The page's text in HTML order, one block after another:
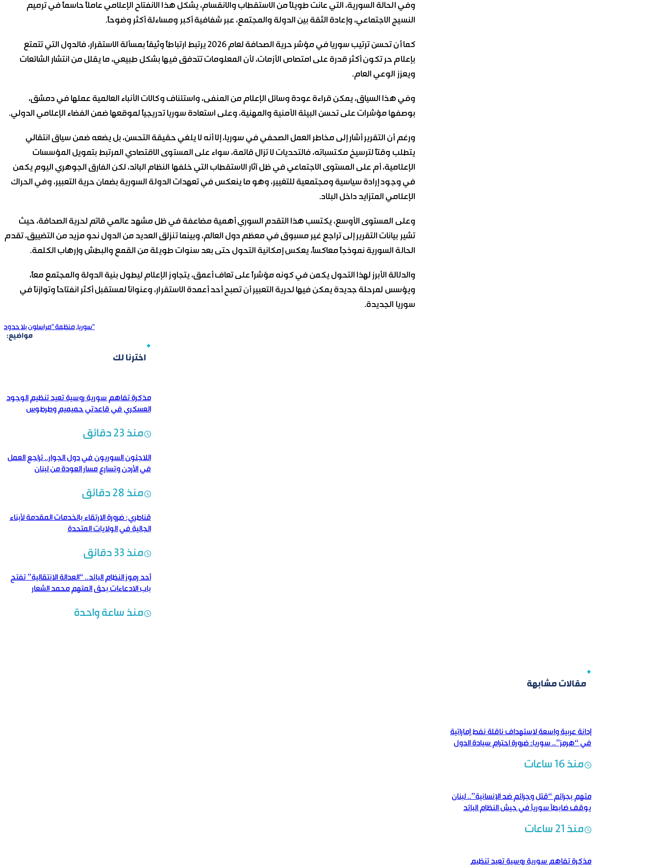
وفي الحالة السورية، التي عانت طويلاً من الاستقطاب والانقسام، يشكل هذا الانفتاح الإعلامي عاملاً حاسماً في ترميم
النسيج الاجتماعي، وإعادة الثقة بين الدولة والمجتمع، عبر شفافية أكبر ومساءلة أكثر وضوحاً.
كما أن تحسن ترتيب سوريا في مؤشر حرية الصحافة لعام 2026 يرتبط ارتباطاً وثيقاً بمسألة الاستقرار، فالدول التي تتمتع
بإعلام حر تكون أكثر قدرة على امتصاص الأزمات، لأن المعلومات تتدفق فيها بشكل طبيعي، ما يقلل من انتشار الشائعات
ويعزز الوعي العام.
وفي هذا السياق، يمكن قراءة عودة وسائل الإعلام من المنفى، واستئناف وكالات الأنباء العالمية عملها في دمشق،
بوصفها مؤشرات على تحسن البيئة الأمنية والمهنية، وعلى استعادة سوريا تدريجياً لموقعها ضمن الفضاء الإعلامي الدولي.
ورغم أن التقرير أشار إلى مخاطر العمل الصحفي في سوريا، إلا أنه لا يلغي حقيقة التحسن، بل يضعه ضمن سياق انتقالي
يتطلب وقتاً لترسيخ مكتسباته، فالتحديات لا تزال قائمة، سواء على المستوى الاقتصادي المرتبط بتمويل المؤسسات
الإعلامية، أم على المستوى الاجتماعي في ظل آثار الاستقطاب التي خلفها النظام البائد، لكن الفارق الجوهري اليوم يكمن
في وجود إرادة سياسية ومجتمعية للتغيير، وهو ما ينعكس في تعهدات الدولة السورية بضمان حرية التعبير، وفي الحراك
الإعلامي المتزايد داخل البلاد.
وعلى المستوى الأوسع، يكتسب هذا التقدم السوري أهمية مضاعفة في ظل مشهد عالمي قاتم لحرية الصحافة، حيث
تشير بيانات التقرير إلى تراجع غير مسبوق في معظم دول العالم، وبينما تنزلق العديد من الدول نحو مزيد من التضييق، تقدم
الحالة السورية نموذجاً معاكساً، يعكس إمكانية التحول حتى بعد سنوات طويلة من القمع والبطش وإرهاب الكلمة.
والدلالة الأبرز لهذا التحول يكمن في كونه مؤشراً على تعاف أعمق، يتجاوز الإعلام ليطول بنية الدولة والمجتمع معاً،
ويؤسس لمرحلة جديدة يمكن فيها لحرية التعبير أن تصبح أحد أعمدة الاستقرار، وعنواناً لمستقبل أكثر انفتاحاً وتوازناً في
سوريا الجديدة.
سوريا, منظمة "مراسلون بلا حدود"
مواضيع:
اخترنا لك
مذكرة تفاهم سورية روسية تعيد تنظيم الوجود
العسكري في قاعدتي حميميم وطرطوس
منذ 23 دقائق
اللاجئون السوريون في دول الجوار.. تراجع العمل
في الأردن وتسارع مسار العودة من لبنان
منذ 28 دقائق
قناطري: ضرورة الارتقاء بالخدمات المقدمة لأبناء
الجالية في الولايات المتحدة
منذ 33 دقائق
أحد رموز النظام البائد.. “العدالة الانتقالية” تفتح
باب الادعاءات بحق المتهم محمد الشعار
منذ ساعة واحدة
مقالات مشابهة
إدانة عربية واسعة لاستهداف ناقلة نفط إماراتية
في “هرمز”.. سوريا: ضرورة احترام سيادة الدول
منذ 16 ساعات
متهم بجرائم “قتل وجرائم ضد الإنسانية”.. لبنان
يوقف ضابطاً سورياً في جيش النظام البائد
منذ 21 ساعات
مذكرة تفاهم سورية روسية تعيد تنظيم